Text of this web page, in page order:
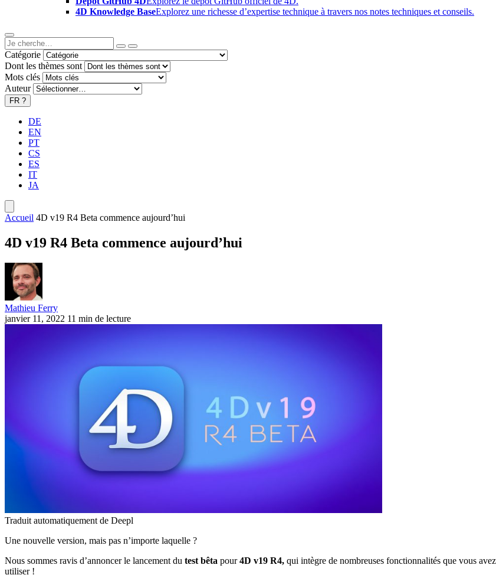
4D Knowledge BaseExplorez une richesse d’expertise technique à travers nos notes techniques et conseils.
Catégorie
Dont les thèmes sont
Mots clés
Auteur
FR ?
DE
EN
PT
CS
ES
IT
JA
Accueil 4D v19 R4 Beta commence aujourd’hui
4D v19 R4 Beta commence aujourd’hui
Mathieu Ferry
janvier 11, 2022 11 min de lecture
Traduit automatiquement de Deepl
Une nouvelle version, mais pas n’importe laquelle ?
Nous sommes ravis d’annoncer le lancement du test bêta pour4D v19 R4, qui intègre de nombreuses fonctionnalités que vous
utiliser !